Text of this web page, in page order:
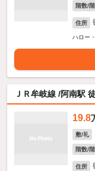
階数/
住所
ハロー
ＪＲ牟岐線 /阿南駅
19.8
敷/礼
階数/
住所